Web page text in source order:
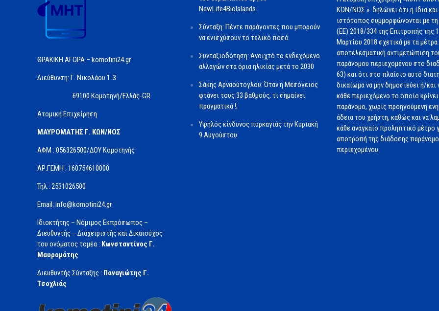
ΘΡΑΚΙΚΗ ΑΓΟΡΑ – komotini24.gr
Διεύθυνση: Γ. Νικολάου 1-3
69100 Κομοτηνή/Ελλάς-GR
Ατομική Επιχείρηση
ΜΑΥΡΟΜΑΤΗΣ Γ. ΚΩΝ/ΝΟΣ
ΑΦΜ : 056326500/ΔOΥ Κομοτηνής
ΑΡ.ΓΕΜΗ : 160754610000
Τηλ.: 2531026500
Email: info@komotini24.gr
Ιδιοκτήτης – Νόμιμος Εκπρόσωπος –
Διευθυντής – Διαχειριστής και Δικαιούχος
του ονόματος τομέα : Κωνσταντίνος Γ.
Μαυρομάτης
Διευθυντής Σύνταξης : Παναγιώτης Γ.
Τσοχλιάς
NewLife4BioIslands
Σύνταξη: Πέντε παράγοντες που μπορούν
να ενισχύσουν το τελικό ποσό
Συνταξιοδότηση: Ανοιχτό το ενδεχόμενο
αλλαγών στα όρια ηλικίας μετά το 2030
Σάκης Αρναούτογλου: Όταν η Μεσόγειος
φτάνει τους 33 βαθμούς, τι σημαίνει
πραγματικά !;
Υψηλός κίνδυνος πυρκαγιάς την Κυριακή
9 Αυγούστου
ΚΩΝ/ΝΟΣ » δηλώνει ότι η ίδια
ιστότοπος συμμορφώνονται με
(ΕΕ) 2018/334 της Επιτροπής της
Μαρτίου 2018 σχετικά με τα μέτρα
αποτελεσματική αντιμετώπιση
παράνομου περιεχομένου στο
63) και ότι στο πλαίσιο αυτό
δικαίωμα να μην δημοσιεύει ή/και
κάθε περιεχόμενο το οποίο κρίνει
παράνομο, χωρίς προηγούμενη
άδεια του χρήστη, καθώς και να
κάθε αναγκαίο προληπτικό μέτρο
αποτροπή της διάδοσης
περιεχομένου.